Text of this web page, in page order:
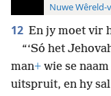
Nuwe Wêreld-
12 En jy moet vir
“‘Só het
man+ wie se
uitspruit, en hy